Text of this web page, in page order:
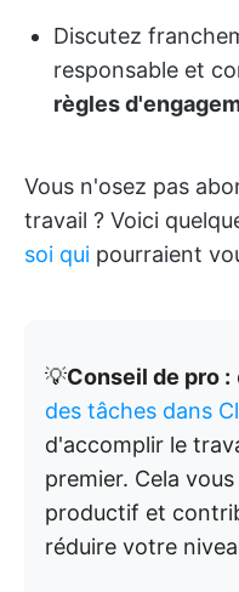
Discutez
responsable et
règles
Vous n'osez pas
travail ? Voici
soi qui pourraient
💡Conseil de pro :
des tâches dans
d'accomplir le
premier. Cela
productif et
réduire votre